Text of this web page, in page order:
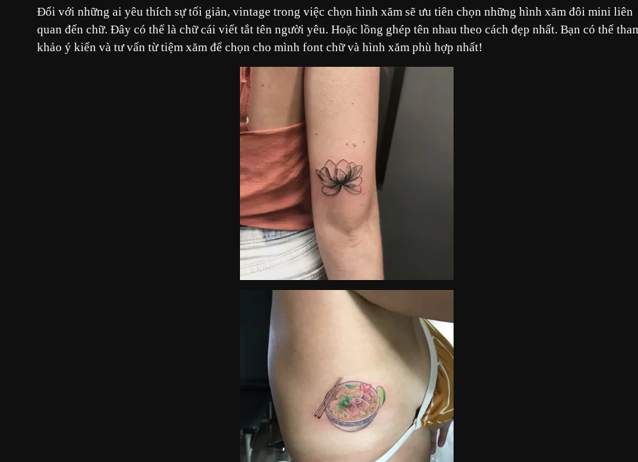
Đối với những ai yêu thích sự tối giản, vintage trong việc chọn hình xăm sẽ ưu tiên chọn những hình xăm đôi mini liên
quan đến chữ. Đây có thể là chữ cái viết tắt tên người yêu. Hoặc lồng ghép tên nhau theo cách đẹp nhất. Bạn có thể
khảo ý kiến và tư vấn từ tiệm xăm để chọn cho mình font chữ và hình xăm phù hợp nhất!